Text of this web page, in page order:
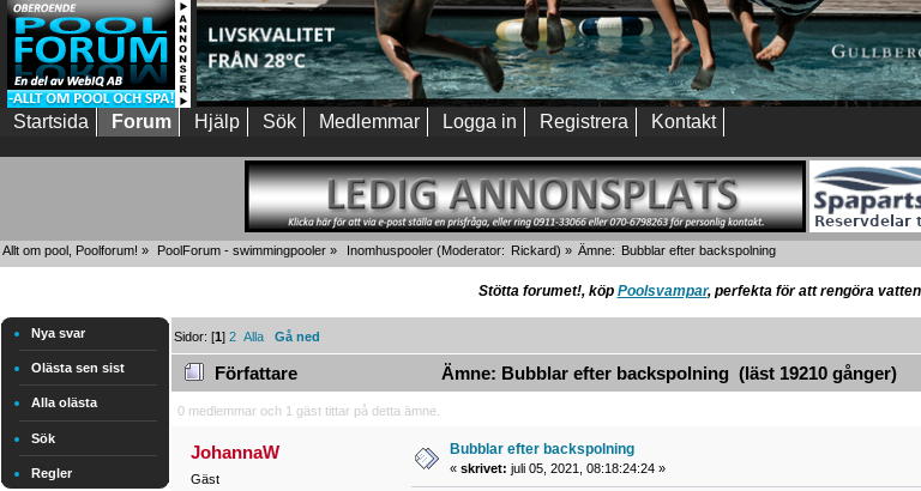
Startsida Forum Hjälp Sök Medlemmar Logga in Registrera Kontakt
Allt om pool, Poolforum! » PoolForum - swimmingpooler » Inomhuspooler(Moderator: Rickard) » Ämne: Bubblar efter backspolning
Stötta forumet!, köp Poolsvampar, perfekta för att rengöra
Nya svar
Olästa sen sist
Alla olästa
Sök
Regler
Sidor: [1]2 Alla Gå ned
Författare Ämne: Bubblar efter backspolning (läst 19210 gånger)
0 medlemmar och 1 gäst tittar på detta ämne.
JohannaW
Gäst
Bubblar efter backspolning
« skrivet: juli 05, 2021, 08:18:24:24 »